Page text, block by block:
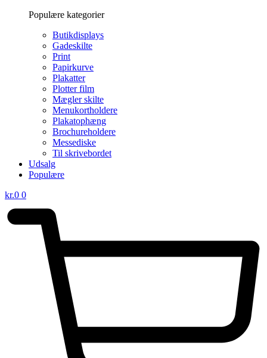
Populære kategorier
Butikdisplays
Gadeskilte
Print
Papirkurve
Plakatter
Plotter film
Mægler skilte
Menukortholdere
Plakatophæng
Brochureholdere
Messediske
Til skrivebordet
Udsalg
Populære
kr.0 0